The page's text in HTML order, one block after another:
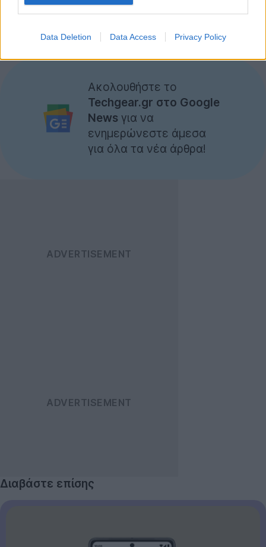
Data Deletion Data Access Privacy Policy
ανήκουν και οι France Telecom, Telefonica (Ισπανία)
Ακολουθήστε το
Techgear.gr στο Google
News για να
ενημερώνεστε άμεσα
για όλα τα νέα άρθρα!
Διαβάστε επίσης